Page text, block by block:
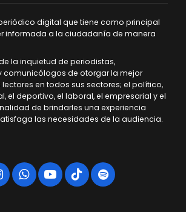
digital que tiene como principal
informada a la ciudadanía de manera
la inquietud de periodistas,
comunicólogos de otorgar la mejor
en todos sus sectores; el político,
el deportivo, el laboral, el empresarial y el
de brindarles una experiencia
las necesidades de la audiencia.